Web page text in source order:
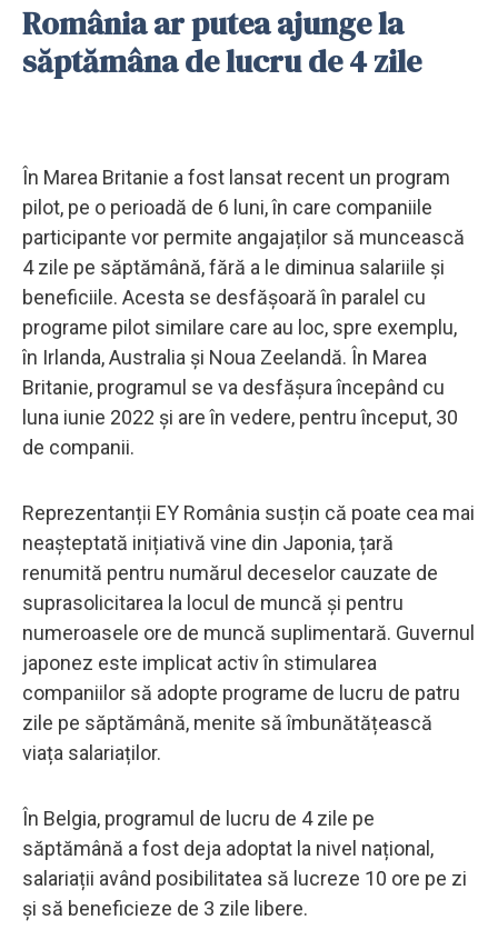
România ar putea ajunge la
săptămâna de lucru de 4 zile
În Marea Britanie a fost lansat recent un program
pilot, pe o perioadă de 6 luni, în care companiile
participante vor permite angajaților să muncească
4 zile pe săptămână, fără a le diminua salariile și
beneficiile. Acesta se desfășoară în paralel cu
programe pilot similare care au loc, spre exemplu,
în Irlanda, Australia și Noua Zeelandă. În Marea
Britanie, programul se va desfășura începând cu
luna iunie 2022 și are în vedere, pentru început, 30
de companii.
Reprezentanții EY România susțin că poate cea mai
neașteptată inițiativă vine din Japonia, țară
renumită pentru numărul deceselor cauzate de
suprasolicitarea la locul de muncă și pentru
numeroasele ore de muncă suplimentară. Guvernul
japonez este implicat activ în stimularea
companiilor să adopte programe de lucru de patru
zile pe săptămână, menite să îmbunătățească
viața salariaților.
În Belgia, programul de lucru de 4 zile pe
săptămână a fost deja adoptat la nivel național,
salariații având posibilitatea să lucreze 10 ore pe zi
și să beneficieze de 3 zile libere.